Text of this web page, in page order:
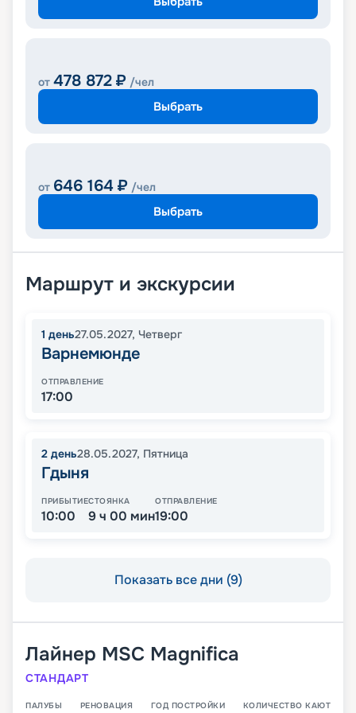
от 478 872 ₽ /чел
Выбрать
от 646 164 ₽ /чел
Выбрать
Маршрут и экскурсии
1 день27.05.2027, Четверг
Варнемюнде
ОТПРАВЛЕНИЕ
17:00
2 день28.05.2027, Пятница
Гдыня
ПРИБЫТИЕ
10:00
СТОЯНКА
9 ч 00 мин
ОТПРАВЛЕНИЕ
19:00
Показать все дни (9)
Лайнер MSC Magnifica
СТАНДАРТ
ПАЛУБЫ РЕНОВАЦИЯ ГОД ПОСТРОЙКИ КОЛИЧЕСТВО КАЮТ